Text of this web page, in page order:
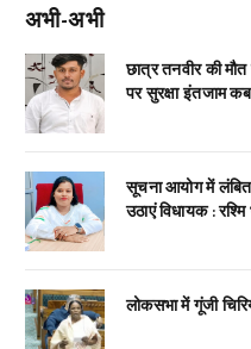
अभी-अभी
छात्र तनवीर की
पर सुरक्षा इंतजाम
सूचना आयोग में
उठाएं विधायक : रश्मि
लोकसभा में गूंजी